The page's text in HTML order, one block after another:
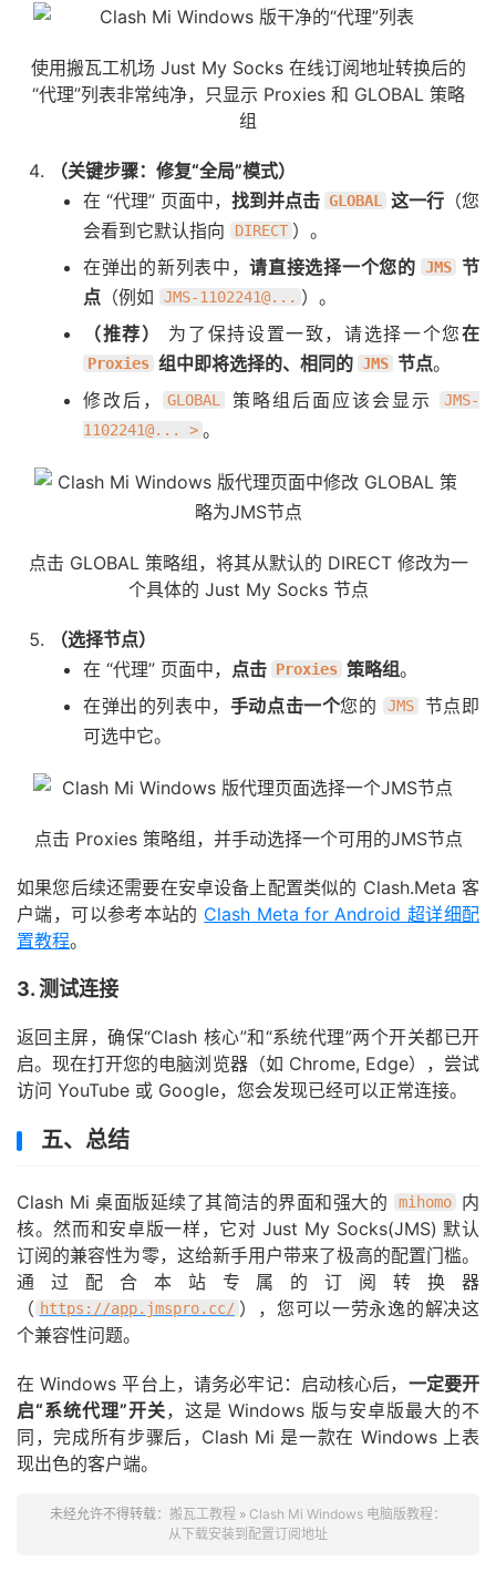
使用搬瓦工机场 Just My Socks 在线订阅地址转换后的
“代理”列表非常纯净，只显示 Proxies 和 GLOBAL 策略
组
（关键步骤：修复“全局”模式）
在 “代理” 页面中， 找到并点击 GLOBAL 这一行 （您
会看到它默认指向
DIRECT ）。
在弹出的新列表中，请直接选择一个您的 JMS 节
点 （例如 JMS-1102241@... ）。
（推荐）
为了保持设置一致，请选择一个您在
Proxies 组中即将选择的、相同的 JMS 节点。
修改后，
GLOBAL 策略组后面应该会显示
JMS-
1102241@... > 。
点击 GLOBAL 策略组，将其从默认的 DIRECT 修改为一
个具体的 Just My Socks 节点
（选择节点）
在 “代理” 页面中， 点击 Proxies 策略组。
在弹出的列表中， 手动点击一个您的 JMS
节点即
可选中它。
点击 Proxies 策略组，并手动选择一个可用的JMS节点
如果您后续还需要在安卓设备上配置类似的 Clash.Meta 客
户端，可以参考本站的 Clash Meta for Android 超详细配
置教程。
3. 测试连接
返回主屏，确保“Clash 核心”和“系统代理”两个开关都已开
启。现在打开您的电脑浏览器（如 Chrome, Edge），尝试
访问 YouTube 或 Google，您会发现已经可以正常连接。
五、总结
Clash Mi 桌面版延续了其简洁的界面和强大的 mihomo
内
核。然而和安卓版一样，它对 Just My Socks(JMS) 默认
订阅的兼容性为零，这给新手用户带来了极高的配置门槛。
通过配合本站专属的订阅转换器
（ https://app.jmspro.cc/ ），您可以一劳永逸的解决这
个兼容性问题。
在 Windows 平台上，请务必牢记：启动核心后， 一定要开
启“系统代理”开关，这是 Windows 版与安卓版最大的不
同，完成所有步骤后，Clash Mi 是一款在 Windows 上表
现出色的客户端。
未经允许不得转载： 搬瓦工教程 » Clash Mi Windows 电脑版教程：
从下载安装到配置订阅地址